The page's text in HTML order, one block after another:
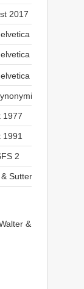
2017
2001
2012
2018
1996
1977
1991
2
Sutter 1982
&